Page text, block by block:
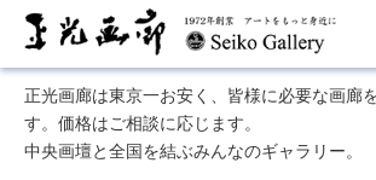
正光画廊は東京一お安く、皆様に必要な画廊
す。価格はご相談に応じます。
中央画壇と全国を結ぶみんなのギャラリー。